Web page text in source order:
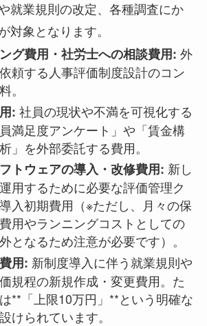
就業規則の改定、各種調査にか
対象となります。
グ費用・社労士への相談費用: 外
頼する人事評価制度設計のコン
。
: 社員の現状や不満を可視化する
満足度アンケート」や「賃金構
」を外部委託する費用。
トウェアの導入・改修費用: 新し
用するために必要な評価管理ク
入初期費用（※ただし、月々の保
用やランニングコストとしての
となるため注意が必要です）。
用: 新制度導入に伴う就業規則や
規程の新規作成・変更費用。た
**「上限10万円」**という明確な
けられています。